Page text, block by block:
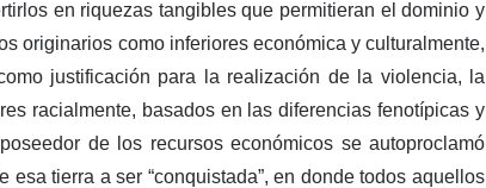
en riquezas tangibles que permitieran el dominio y
originarios como inferiores económica y culturalmente,
justificación para la realización de la violencia, la
racialmente, basados en las diferencias fenotípicas y
de los recursos económicos se autoproclamó
tierra a ser “conquistada”, en donde todos aquellos